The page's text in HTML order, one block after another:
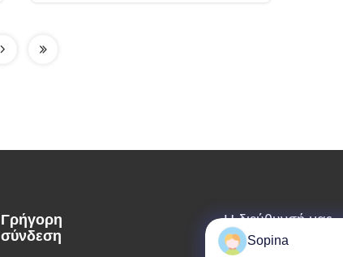
Γρήγορη
σύνδεση
Η διεύθυνσή μας
Διεύθυνση εταιρείας
Sopina